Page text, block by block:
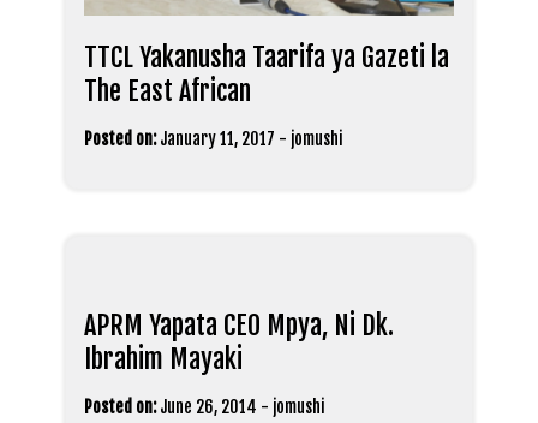
TTCL Yakanusha Taarifa ya Gazeti la
The East African
Posted on: January 11, 2017 - jomushi
APRM Yapata CEO Mpya, Ni Dk.
Ibrahim Mayaki
Posted on: June 26, 2014 - jomushi